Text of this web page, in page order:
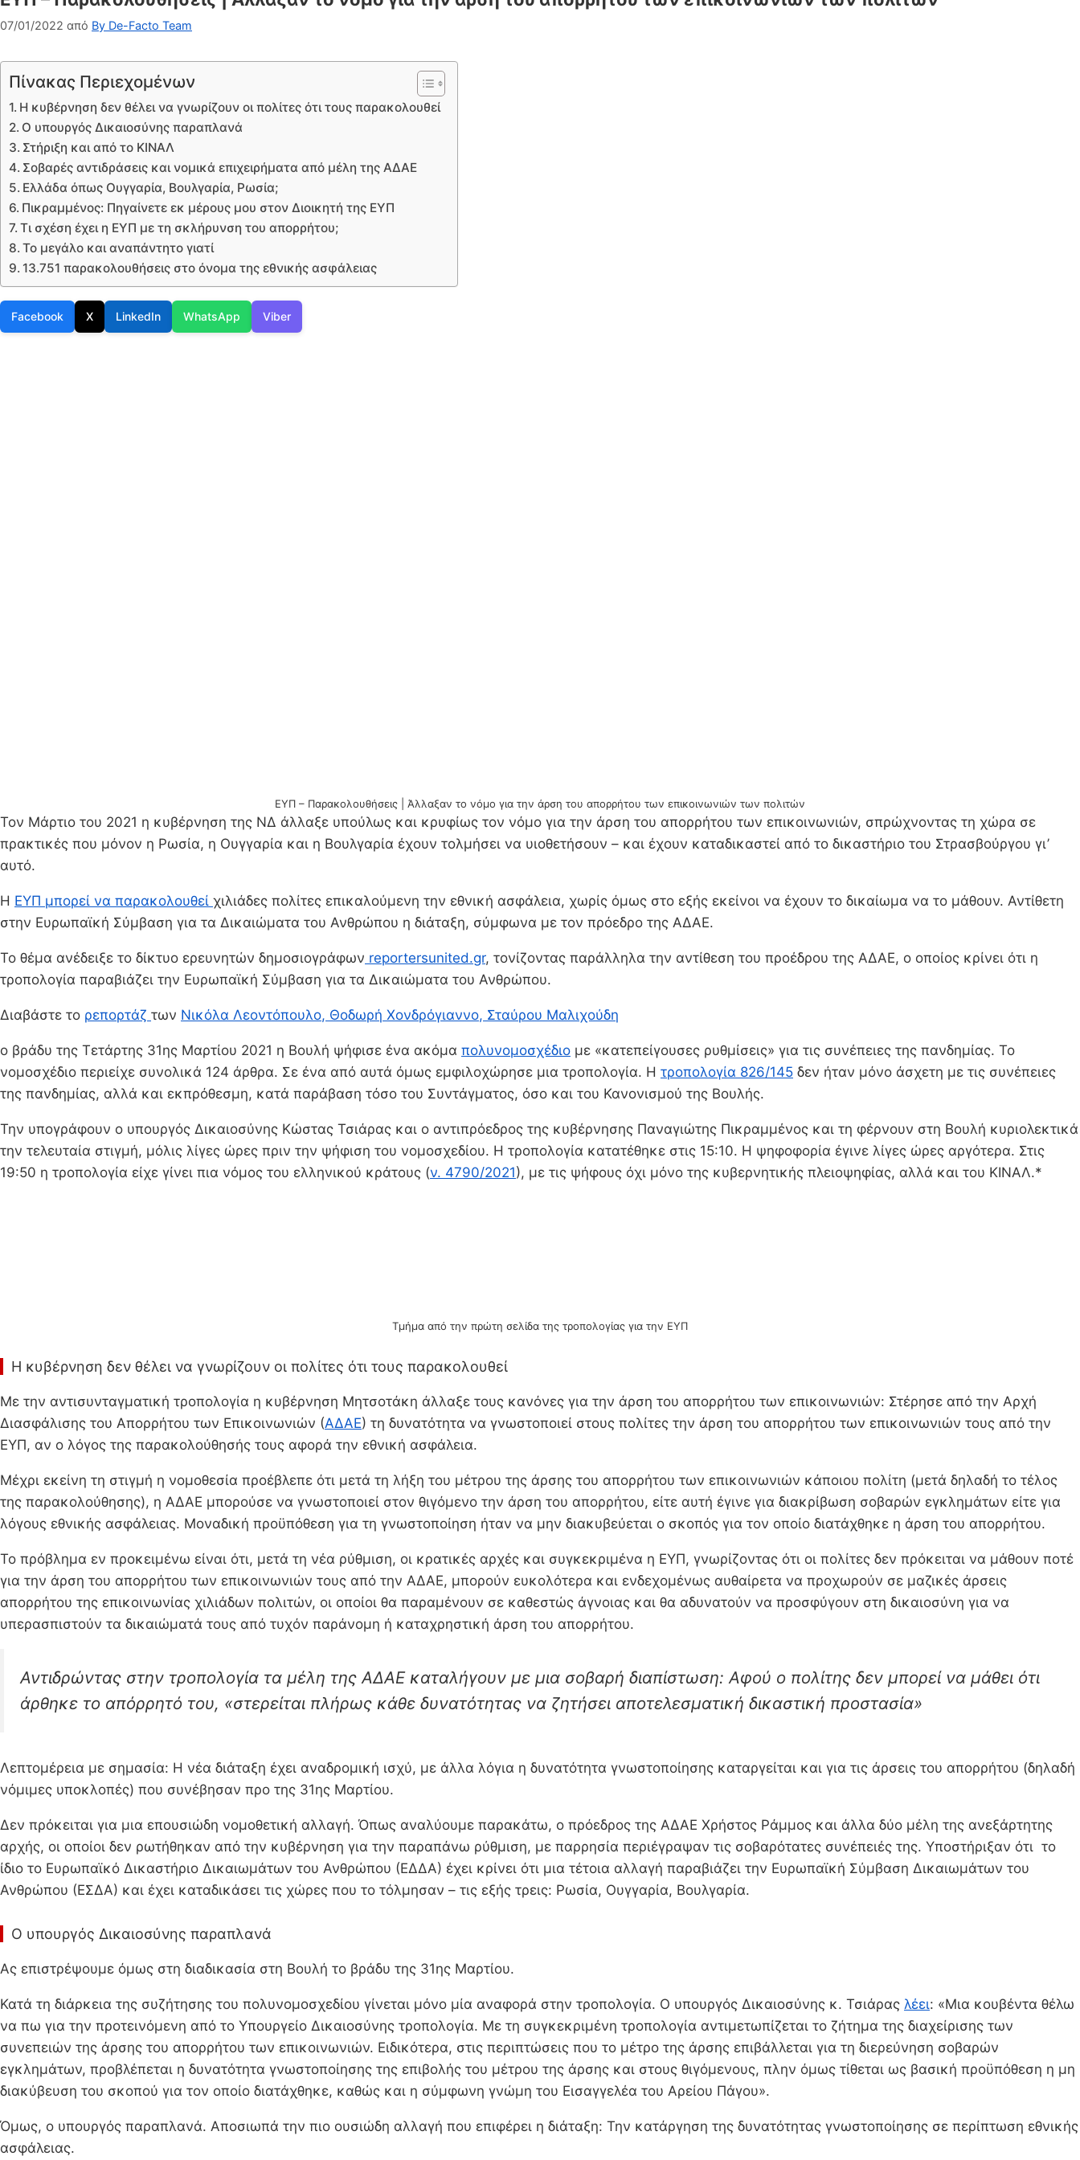
07/01/2022 από By De-Facto Team
Πίνακας Περιεχομένων
Η κυβέρνηση δεν θέλει να γνωρίζουν οι πολίτες ότι τους παρακολουθεί
O υπουργός Δικαιοσύνης παραπλανά
Στήριξη και από το ΚΙΝΑΛ
Σοβαρές αντιδράσεις και νομικά επιχειρήματα από μέλη της ΑΔΑΕ
Ελλάδα όπως Ουγγαρία, Βουλγαρία, Ρωσία;
Πικραμμένος: Πηγαίνετε εκ μέρους μου στον Διοικητή της ΕΥΠ
Τι σχέση έχει η ΕΥΠ με τη σκλήρυνση του απορρήτου;
Το μεγάλο και αναπάντητο γιατί
13.751 παρακολουθήσεις στο όνομα της εθνικής ασφάλειας
Facebook X LinkedIn WhatsApp Viber
ΕΥΠ – Παρακολουθήσεις | Άλλαξαν το νόμο για την άρση του απορρήτου των επικοινωνιών των πολιτών
Τον Μάρτιο του 2021 η κυβέρνηση της ΝΔ άλλαξε υπούλως και κρυφίως τον νόμο για την άρση του απορρήτου των επικοινωνιών, σπρώχνοντας τη χώρα σε
πρακτικές που μόνον η Ρωσία, η Ουγγαρία και η Βουλγαρία έχουν τολμήσει να υιοθετήσουν – και έχουν καταδικαστεί από το δικαστήριο του Στρασβούργου γι’
αυτό.
Η ΕΥΠ μπορεί να παρακολουθεί χιλιάδες πολίτες επικαλούμενη την εθνική ασφάλεια, χωρίς όμως στο εξής εκείνοι να έχουν το δικαίωμα να το μάθουν. Αντίθετη
στην Ευρωπαϊκή Σύμβαση για τα Δικαιώματα του Ανθρώπου η διάταξη, σύμφωνα με τον πρόεδρο της ΑΔΑΕ.
Το θέμα ανέδειξε το δίκτυο ερευνητών δημοσιογράφων reportersunited.gr, τονίζοντας παράλληλα την αντίθεση του προέδρου της ΑΔΑΕ, ο οποίος κρίνει ότι η
τροπολογία παραβιάζει την Ευρωπαϊκή Σύμβαση για τα Δικαιώματα του Ανθρώπου.
Διαβάστε το ρεπορτάζ των Νικόλα Λεοντόπουλο, Θοδωρή Χονδρόγιαννο, Σταύρου Μαλιχούδη
ο βράδυ της Τετάρτης 31ης Μαρτίου 2021 η Βουλή ψήφισε ένα ακόμα πολυνομοσχέδιο με «κατεπείγουσες ρυθμίσεις» για τις συνέπειες της πανδημίας. Το
νομοσχέδιο περιείχε συνολικά 124 άρθρα. Σε ένα από αυτά όμως εμφιλοχώρησε μια τροπολογία. Η τροπολογία 826/145 δεν ήταν μόνο άσχετη με τις συνέπειες
της πανδημίας, αλλά και εκπρόθεσμη, κατά παράβαση τόσο του Συντάγματος, όσο και του Κανονισμού της Βουλής.
Την υπογράφουν ο υπουργός Δικαιοσύνης Κώστας Τσιάρας και ο αντιπρόεδρος της κυβέρνησης Παναγιώτης Πικραμμένος και τη φέρνουν στη Βουλή κυριολεκτικά
την τελευταία στιγμή, μόλις λίγες ώρες πριν την ψήφιση του νομοσχεδίου. Η τροπολογία κατατέθηκε στις 15:10. Η ψηφοφορία έγινε λίγες ώρες αργότερα. Στις
19:50 η τροπολογία είχε γίνει πια νόμος του ελληνικού κράτους (ν. 4790/2021), με τις ψήφους όχι μόνο της κυβερνητικής πλειοψηφίας, αλλά και του ΚΙΝΑΛ.*
Τμήμα από την πρώτη σελίδα της τροπολογίας για την ΕΥΠ
Η κυβέρνηση δεν θέλει να γνωρίζουν οι πολίτες ότι τους παρακολουθεί
Με την αντισυνταγματική τροπολογία η κυβέρνηση Μητσοτάκη άλλαξε τους κανόνες για την άρση του απορρήτου των επικοινωνιών: Στέρησε από την Αρχή
Διασφάλισης του Απορρήτου των Επικοινωνιών (ΑΔΑΕ) τη δυνατότητα να γνωστοποιεί στους πολίτες την άρση του απορρήτου των επικοινωνιών τους από την
ΕΥΠ, αν ο λόγος της παρακολούθησής τους αφορά την εθνική ασφάλεια.
Μέχρι εκείνη τη στιγμή η νομοθεσία προέβλεπε ότι μετά τη λήξη του μέτρου της άρσης του απορρήτου των επικοινωνιών κάποιου πολίτη (μετά δηλαδή το τέλος
της παρακολούθησης), η ΑΔΑΕ μπορούσε να γνωστοποιεί στον θιγόμενο την άρση του απορρήτου, είτε αυτή έγινε για διακρίβωση σοβαρών εγκλημάτων είτε για
λόγους εθνικής ασφάλειας. Μοναδική προϋπόθεση για τη γνωστοποίηση ήταν να μην διακυβεύεται ο σκοπός για τον οποίο διατάχθηκε η άρση του απορρήτου.
Το πρόβλημα εν προκειμένω είναι ότι, μετά τη νέα ρύθμιση, οι κρατικές αρχές και συγκεκριμένα η ΕΥΠ, γνωρίζοντας ότι οι πολίτες δεν πρόκειται να μάθουν ποτέ
για την άρση του απορρήτου των επικοινωνιών τους από την ΑΔΑΕ, μπορούν ευκολότερα και ενδεχομένως αυθαίρετα να προχωρούν σε μαζικές άρσεις
απορρήτου της επικοινωνίας χιλιάδων πολιτών, οι οποίοι θα παραμένουν σε καθεστώς άγνοιας και θα αδυνατούν να προσφύγουν στη δικαιοσύνη για να
υπερασπιστούν τα δικαιώματά τους από τυχόν παράνομη ή καταχρηστική άρση του απορρήτου.
Αντιδρώντας στην τροπολογία τα μέλη της ΑΔΑΕ καταλήγουν με μια σοβαρή διαπίστωση: Αφού ο πολίτης δεν μπορεί να μάθει ότι
άρθηκε το απόρρητό του, «στερείται πλήρως κάθε δυνατότητας να ζητήσει αποτελεσματική δικαστική προστασία»
Λεπτομέρεια με σημασία: Η νέα διάταξη έχει αναδρομική ισχύ, με άλλα λόγια η δυνατότητα γνωστοποίησης καταργείται και για τις άρσεις του απορρήτου (δηλαδή
νόμιμες υποκλοπές) που συνέβησαν προ της 31ης Μαρτίου.
Δεν πρόκειται για μια επουσιώδη νομοθετική αλλαγή. Όπως αναλύουμε παρακάτω, ο πρόεδρος της ΑΔΑΕ Χρήστος Ράμμος και άλλα δύο μέλη της ανεξάρτητης
αρχής, οι οποίοι δεν ρωτήθηκαν από την κυβέρνηση για την παραπάνω ρύθμιση, με παρρησία περιέγραψαν τις σοβαρότατες συνέπειές της. Υποστήριξαν ότι το
ίδιο το Ευρωπαϊκό Δικαστήριο Δικαιωμάτων του Ανθρώπου (ΕΔΔΑ) έχει κρίνει ότι μια τέτοια αλλαγή παραβιάζει την Ευρωπαϊκή Σύμβαση Δικαιωμάτων του
Ανθρώπου (ΕΣΔΑ) και έχει καταδικάσει τις χώρες που το τόλμησαν – τις εξής τρεις: Ρωσία, Ουγγαρία, Βουλγαρία.
O υπουργός Δικαιοσύνης παραπλανά
Ας επιστρέψουμε όμως στη διαδικασία στη Βουλή το βράδυ της 31ης Μαρτίου.
Κατά τη διάρκεια της συζήτησης του πολυνομοσχεδίου γίνεται μόνο μία αναφορά στην τροπολογία. Ο υπουργός Δικαιοσύνης κ. Τσιάρας λέει: «Μια κουβέντα θέλω
να πω για την προτεινόμενη από το Υπουργείο Δικαιοσύνης τροπολογία. Με τη συγκεκριμένη τροπολογία αντιμετωπίζεται το ζήτημα της διαχείρισης των
συνεπειών της άρσης του απορρήτου των επικοινωνιών. Ειδικότερα, στις περιπτώσεις που το μέτρο της άρσης επιβάλλεται για τη διερεύνηση σοβαρών
εγκλημάτων, προβλέπεται η δυνατότητα γνωστοποίησης της επιβολής του μέτρου της άρσης και στους θιγόμενους, πλην όμως τίθεται ως βασική προϋπόθεση η μη
διακύβευση του σκοπού για τον οποίο διατάχθηκε, καθώς και η σύμφωνη γνώμη του Εισαγγελέα του Αρείου Πάγου».
Όμως, ο υπουργός παραπλανά. Αποσιωπά την πιο ουσιώδη αλλαγή που επιφέρει η διάταξη: Την κατάργηση της δυνατότητας γνωστοποίησης σε περίπτωση εθνικής
ασφάλειας.